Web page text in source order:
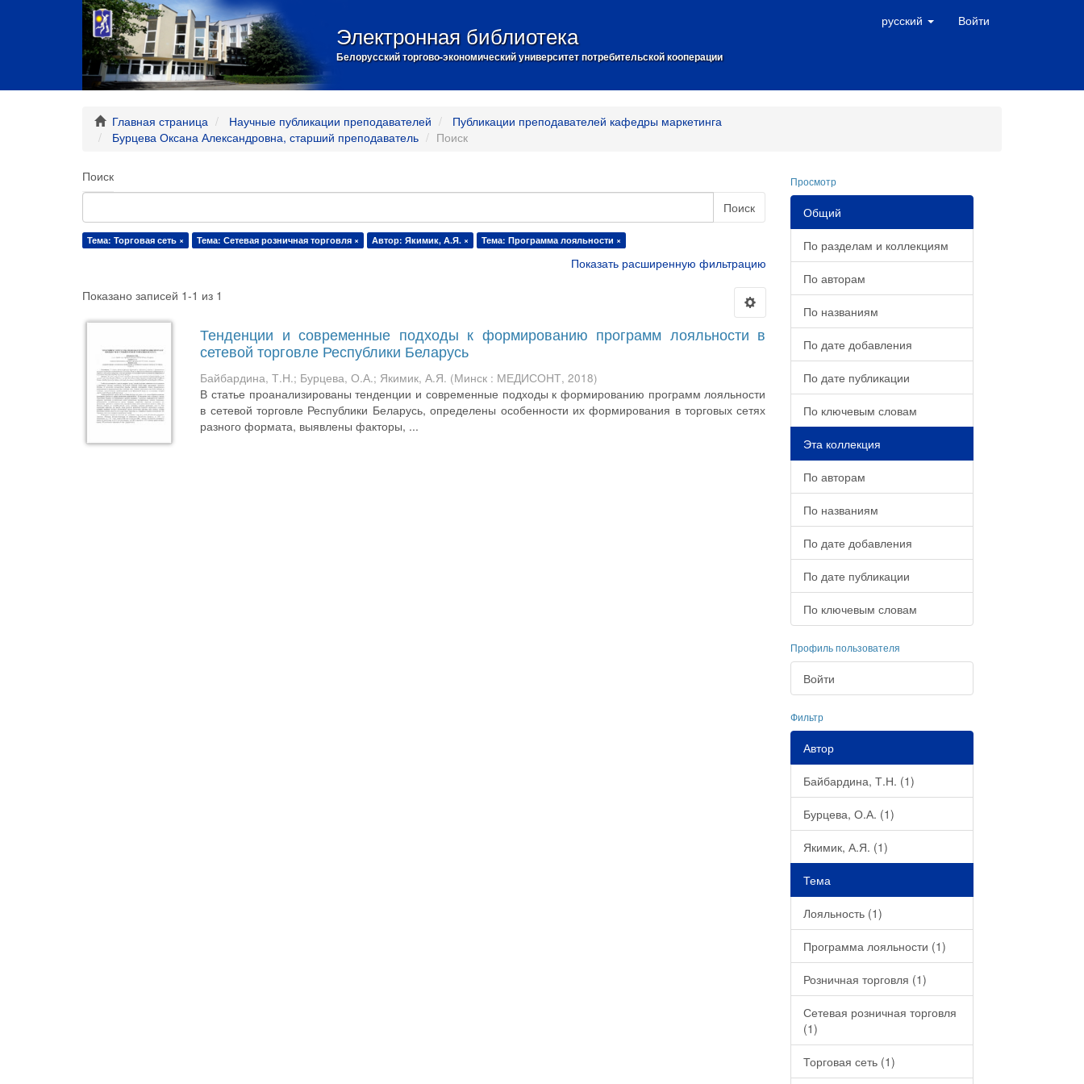
Электронная библиотека
Белорусский торгово-экономический университет потребительской кооперации
русский Войти
Главная страница Научные публикации преподавателей
Публикации преподавателей кафедры маркетинга
Бурцева Оксана Александровна, старший преподаватель
Поиск
Поиск
Поиск
Тема: Торговая сеть × Тема: Сетевая розничная торговля × Автор: Якимик, А.Я. × Тема: Программа лояльности ×
Показать расширенную фильтрацию
Показано записей 1-1 из 1
Тенденции и современные подходы к формированию программ лояльности в
сетевой торговле Республики Беларусь
Байбардина, Т.Н.; Бурцева, О.А.; Якимик, А.Я. (Минск : МЕДИСОНТ,2018)
В статье проанализированы тенденции и современные подходы к формированию программ лояльности
в сетевой торговле Республики Беларусь, определены особенности их формирования в торговых сетях
разного формата, выявлены факторы, ...
Просмотр
Общий
По разделам и коллекциям
По авторам
По названиям
По дате добавления
По дате публикации
По ключевым словам
Эта коллекция
По авторам
По названиям
По дате добавления
По дате публикации
По ключевым словам
Профиль пользователя
Войти
Фильтр
Автор
Байбардина, Т.Н. (1)
Бурцева, О.А. (1)
Якимик, А.Я. (1)
Тема
Лояльность (1)
Программа лояльности (1)
Розничная торговля (1)
Сетевая розничная торговля
(1)
Торговая сеть (1)